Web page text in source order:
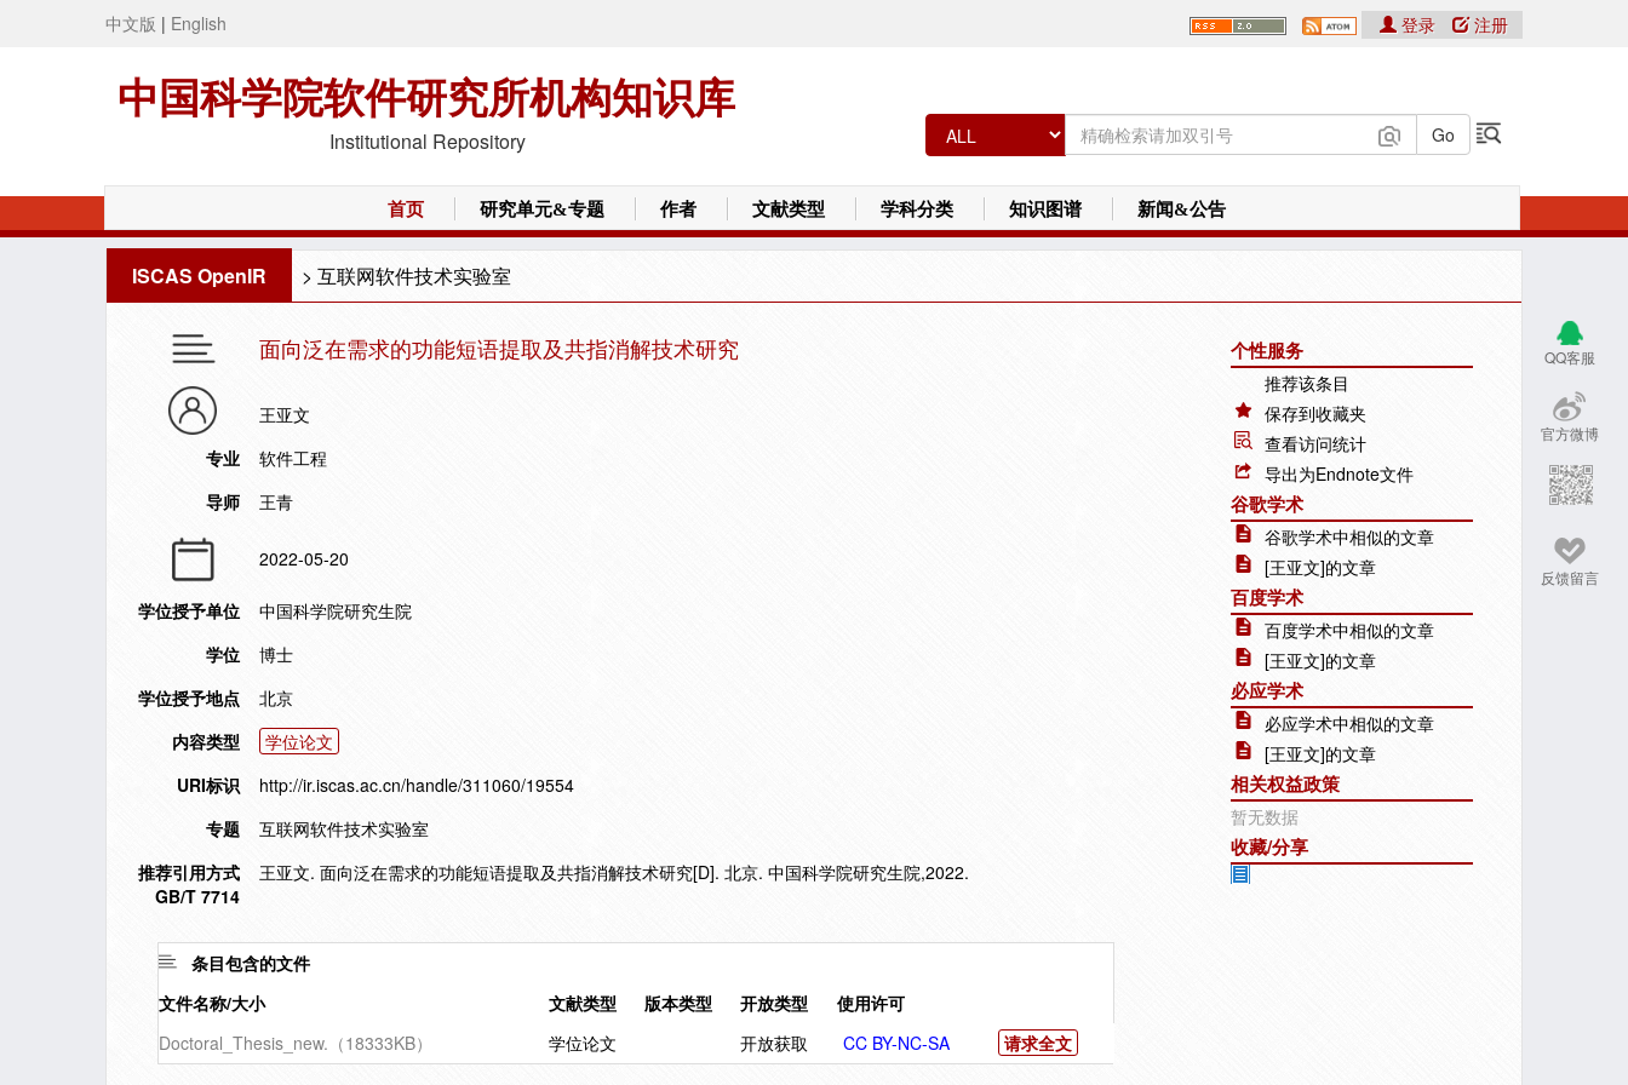
中文版 | English
中国科学院软件研究所机构知识库
Institutional Repository
登录 注册
首页 研究单元&专题 作者 文献类型 学科分类 知识图谱 新闻&公告
ISCAS OpenIR > 互联网软件技术实验室
QQ客服
官方微博
反馈留言
面向泛在需求的功能短语提取及共指消解技术研究
王亚文
专业
软件工程
导师
王青
2022-05-20
学位授予单位
中国科学院研究生院
学位
博士
学位授予地点
北京
内容类型
学位论文
URI标识
http://ir.iscas.ac.cn/handle/311060/19554
专题
互联网软件技术实验室
推荐引用方式
GB/T 7714
王亚文. 面向泛在需求的功能短语提取及共指消解技术研究[D]. 北京. 中国科学院研究生院,2022.
条目包含的文件
文件名称/大小
文献类型 版本类型 开放类型
使用许可
Doctoral_Thesis_new.（18333KB）
学位论文 开放获取 CC BY-NC-SA 请求全文
个性服务
推荐该条目
保存到收藏夹
查看访问统计
导出为Endnote文件
谷歌学术
谷歌学术中相似的文章
[王亚文]的文章
百度学术
百度学术中相似的文章
[王亚文]的文章
必应学术
必应学术中相似的文章
[王亚文]的文章
相关权益政策
暂无数据
收藏/分享